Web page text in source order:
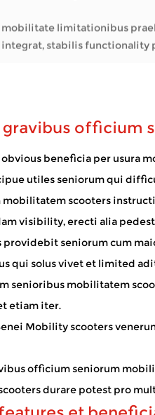
praebent, ut eas ad
stabilis functionality
Outdoor
adhibetur, pluviam,
Safety?
praebent, ut eas ad
stabilis functionality
gravibus
beneficia per usura
utiles seniorum qui
scooters
visibility, erecti alia
seniorum cum
qui solus vivet et limited
senioribus mobilitatem
etiam iter.
Mobility scooters
officium seniorum
durare potest pro